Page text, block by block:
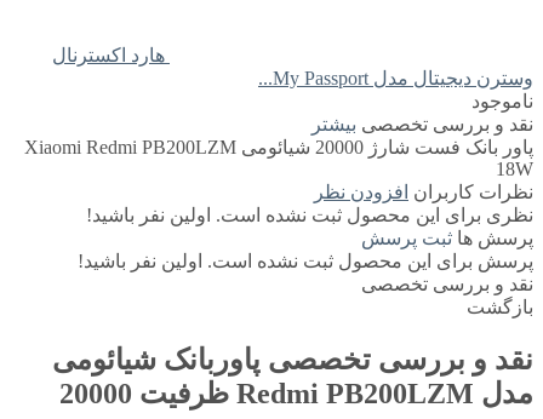
هارد اکسترنال
وسترن دیجیتال مدل My Passport...
ناموجود
نقد و بررسی تخصصی بیشتر
پاور بانک فست شارژ 20000 شیائومی Xiaomi Redmi PB200LZM
18W
نظرات کاربران افزودن نظر
نظری برای این محصول ثبت نشده است. اولین نفر باشید!
پرسش ها ثبت پرسش
پرسش برای این محصول ثبت نشده است. اولین نفر باشید!
نقد و بررسی تخصصی
بازگشت
نقد و بررسی تخصصی پاوربانک شیائومی
مدل Redmi PB200LZM ظرفیت 20000